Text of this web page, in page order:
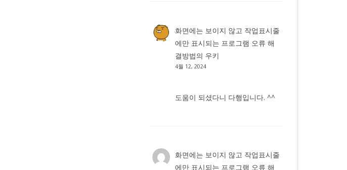
화면에는 보이지 않고 작업표시줄
에만 표시되는 프로그램 오류 해
결방법의 우키
4월 12, 2024
도움이 되셨다니 다행입니다. ^^
화면에는 보이지 않고 작업표시줄
에만 표시되는 프로그램 오류 해